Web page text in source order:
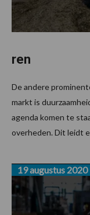
ren
De andere
markt is
agenda komen te
overheden. Dit leidt
19 augustus 2020